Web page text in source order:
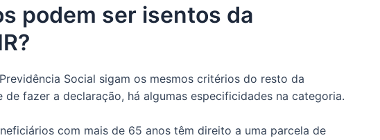
podem ser isentos da
Social sigam os mesmos critérios do resto da
de fazer a declaração, há algumas especificidades na categoria.
com mais de 65 anos têm direito a uma parcela de